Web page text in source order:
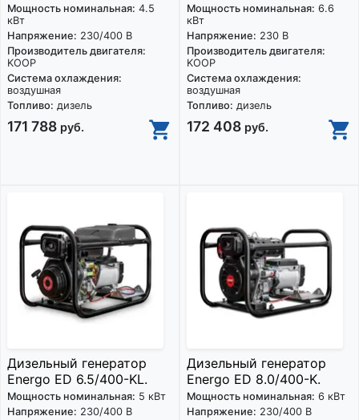
Мощность номинальная: 4.5
кВт
Напряжение: 230/400 В
Производитель двигателя:
KOOP
Система охлаждения:
воздушная
Топливо: дизель
171 788 руб.
Мощность номинальная: 6.6
кВт
Напряжение: 230 В
Производитель двигателя:
KOOP
Система охлаждения:
воздушная
Топливо: дизель
172 408 руб.
Дизельный генератор
Energo ED 6.5/400-KL.
Мощность номинальная: 5 кВт
Напряжение: 230/400 В
Дизельный генератор
Energo ED 8.0/400-K.
Мощность номинальная: 6 кВт
Напряжение: 230/400 В